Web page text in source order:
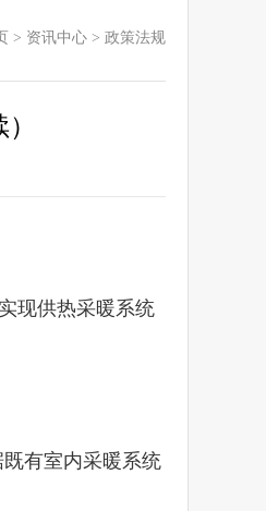
> 资讯中心 > 政策法规
现供热采暖系统
有室内采暖系统